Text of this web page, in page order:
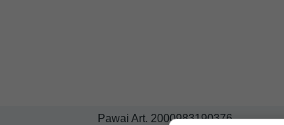
Pawai Art. 2000983190376